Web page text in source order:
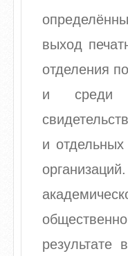
выход
отделения
и среди
и
результате